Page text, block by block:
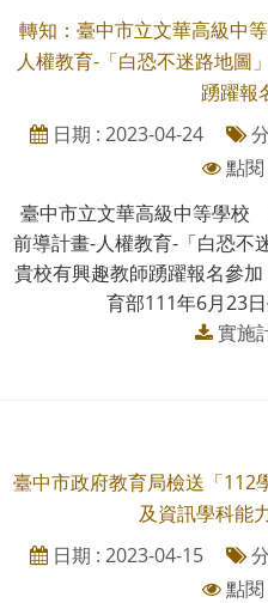
轉知：臺中市立文華高級中
人權教育-「白恐不迷路地圖
踴躍報
日期 : 2023-04-24
點閱
臺中市立文華高級中等學校
前導計畫-人權教育-「白恐不
貴校有興趣教師踴躍報名參
育部111年6月23
實施
臺中市政府教育局檢送「112
及資訊學科能
日期 : 2023-04-15
點閱